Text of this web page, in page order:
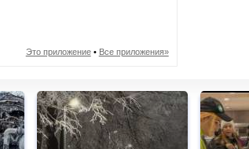
Это приложение• Все приложения»